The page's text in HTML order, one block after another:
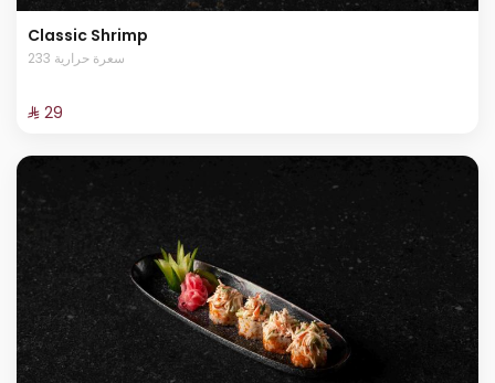
Classic Shrimp
233 سعرة حرارية
⁨⁦‪‬ 29⁩